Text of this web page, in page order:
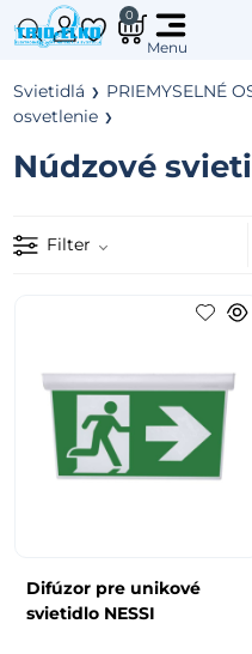
0
Svietidlá PRIEMYSELNÉ
osvetlenie
Núdzové
Filter
Difúzor pre unikové
svietidlo NESSI